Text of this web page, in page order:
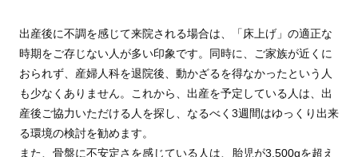
出産後に不調を感じて来院される場合は、「床上げ」の適正な
時期をご存じない人が多い印象です。同時に、ご家族が近くに
おられず、産婦人科を退院後、動かざるを得なかったという人
も少なくありません。これから、出産を予定している人は、出
産後ご協力いただける人を探し、なるべく3週間はゆっくり出来
る環境の検討を勧めます。
また、骨盤に不安定さを感じている人は、胎児が3,500gを超え